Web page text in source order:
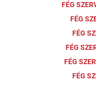
FÉG
FÉG
FÉG
FÉG
FÉG
FÉG